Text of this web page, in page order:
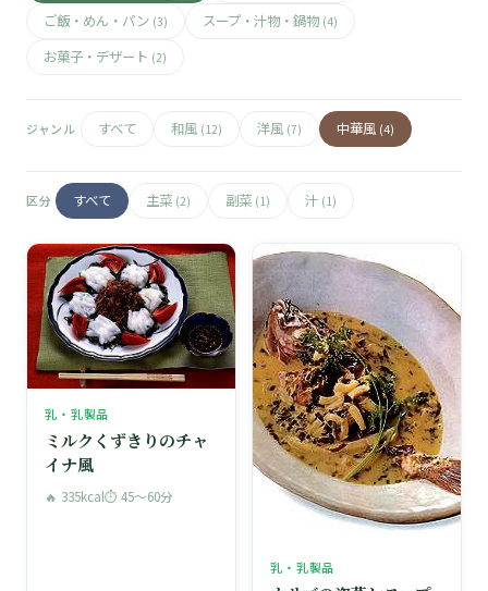
ご飯・めん・パン (3) スープ・汁物・鍋物 (4)
お菓子・デザート (2)
ジャンル すべて 和風 (12) 洋風 (7) 中華風 (4)
区分 すべて 主菜 (2) 副菜 (1) 汁 (1)
乳・乳製品
ミルクくずきりのチャ
イナ風
🔥 335kcal⏱ 45〜60分
乳・乳製品